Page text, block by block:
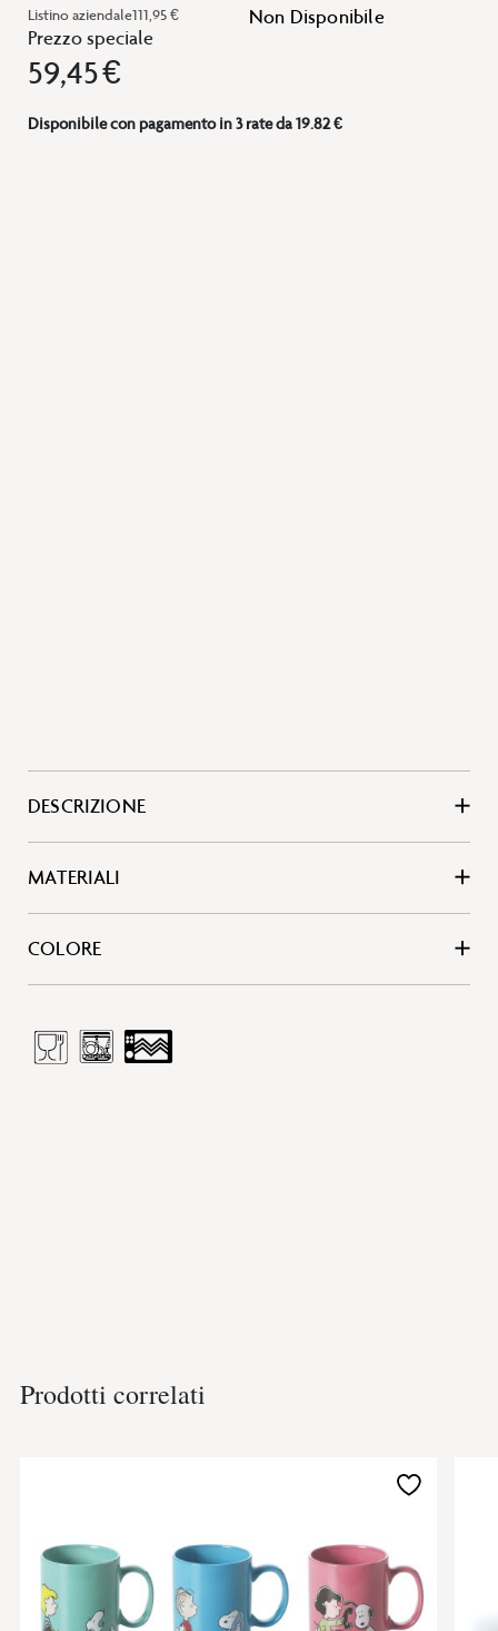
Listino aziendale111,95 €
Prezzo speciale
59,45 €
Non Disponibile
Disponibile con pagamento in 3 rate da 19.82 €
DESCRIZIONE
MATERIALI
COLORE
Prodotti correlati
Aggiungi
lista